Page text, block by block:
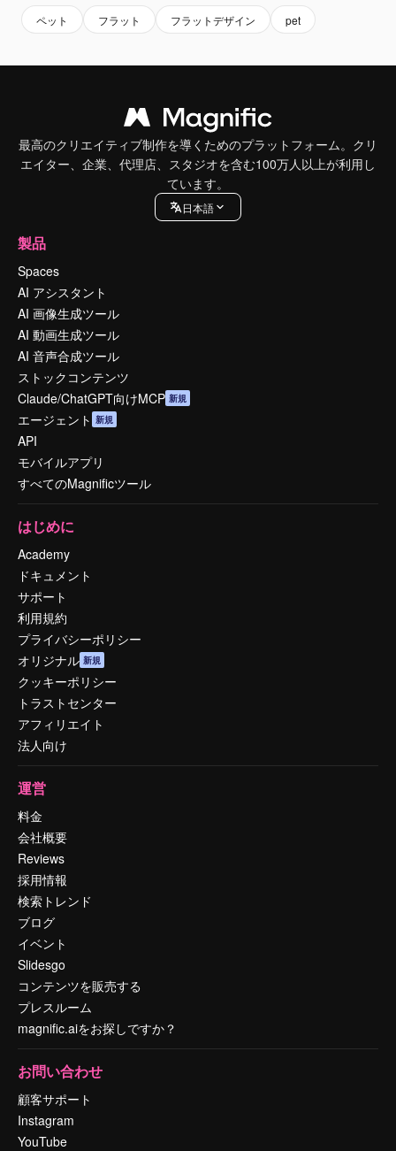
ペット フラット フラットデザイン pet
最高のクリエイティブ制作を導くためのプラットフォーム。クリ
エイター、企業、代理店、スタジオを含む100万人以上が利用し
ています。
日本語
製品
Spaces
AI アシスタント
AI 画像生成ツール
AI 動画生成ツール
AI 音声合成ツール
ストックコンテンツ
Claude/ChatGPT向けMCP 新規
エージェント 新規
API
モバイルアプリ
すべてのMagnificツール
はじめに
Academy
ドキュメント
サポート
利用規約
プライバシーポリシー
オリジナル 新規
クッキーポリシー
トラストセンター
アフィリエイト
法人向け
運営
料金
会社概要
Reviews
採用情報
検索トレンド
ブログ
イベント
Slidesgo
コンテンツを販売する
プレスルーム
magnific.aiをお探しですか？
お問い合わせ
顧客サポート
Instagram
YouTube